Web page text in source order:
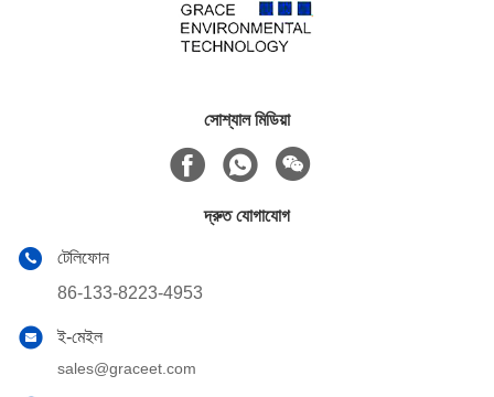
সোশ্যাল মিডিয়া
দ্রুত যোগাযোগ
টেলিফোন
86-133-8223-4953
ই-মেইল
sales@graceet.com